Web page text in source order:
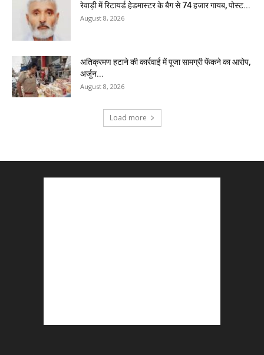
रेवाड़ी में रिटायर्ड हेडमास्टर के बैग से ₹74 हजार गायब, पोस्ट...
August 8, 2026
अतिक्रमण हटाने की कार्रवाई में पूजा सामग्री फेंकने का आरोप,
अर्जुन...
August 8, 2026
Load more